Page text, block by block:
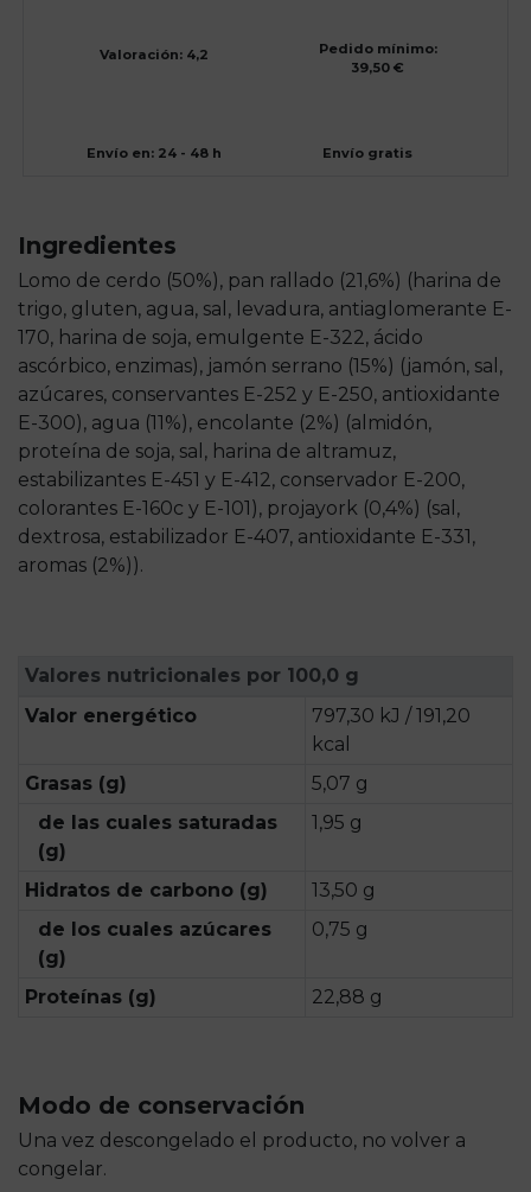
Valoración: 4,2
Pedido mínimo:
39,50 €
Envío en: 24 - 48 h Envío gratis
Ingredientes
Lomo de cerdo (50%), pan rallado (21,6%) (harina de
trigo, gluten, agua, sal, levadura, antiaglomerante E-
170, harina de soja, emulgente E-322, ácido
ascórbico, enzimas), jamón serrano (15%) (jamón, sal,
azúcares, conservantes E-252 y E-250, antioxidante
E-300), agua (11%), encolante (2%) (almidón,
proteína de soja, sal, harina de altramuz,
estabilizantes E-451 y E-412, conservador E-200,
colorantes E-160c y E-101), projayork (0,4%) (sal,
dextrosa, estabilizador E-407, antioxidante E-331,
aromas (2%)).
Valores nutricionales por 100,0 g
Valor energético
797,30 kJ / 191,20
kcal
Grasas (g)
5,07 g
de las cuales saturadas
(g)
1,95 g
Hidratos de carbono (g)
13,50 g
de los cuales azúcares
(g)
0,75 g
Proteínas (g) 22,88 g
Modo de conservación
Una vez descongelado el producto, no volver a
congelar.